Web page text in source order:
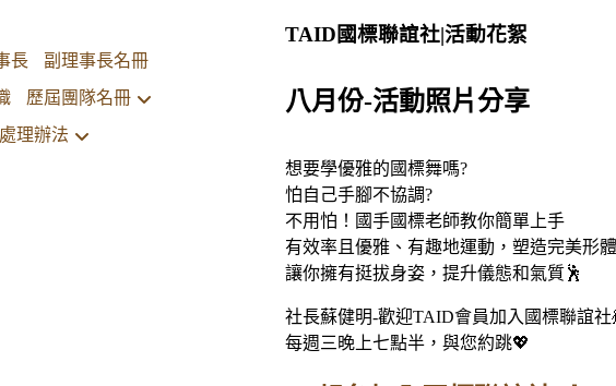
長
副理事長名冊
歷屆團隊名冊
理辦法
TAID國標聯誼社|活動花絮
八月份-活動照片分享
想要學優雅的國標舞嗎?
怕自己手腳不協調?
不用怕！國手國標老師教你簡單上手
有效率且優雅、有趣地運動，塑造完美形體
讓你擁有挺拔身姿，提升儀態和氣質🕺
社長蘇健明-歡迎TAID會員加入國標聯誼社
每週三晚上七點半，與您約跳💖